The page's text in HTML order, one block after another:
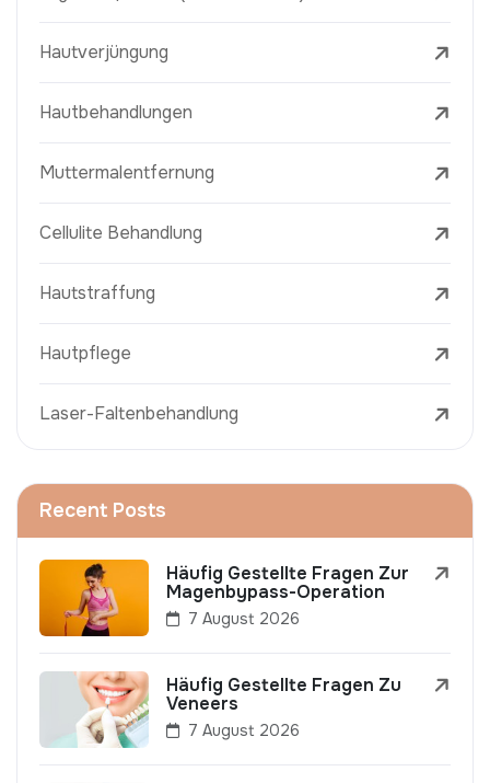
Hautverjüngung
Hautbehandlungen
Muttermalentfernung
Cellulite Behandlung
Hautstraffung
Hautpflege
Laser-Faltenbehandlung
Recent Posts
Häufig Gestellte Fragen Zur
Magenbypass-Operation
7 August 2026
Häufig Gestellte Fragen Zu
Veneers
7 August 2026